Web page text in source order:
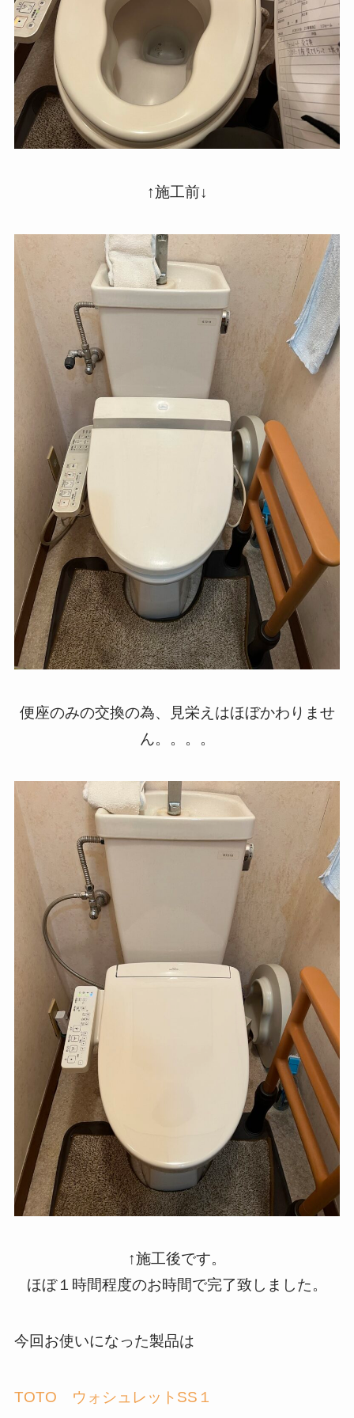
↑施工前↓
便座のみの交換の為、見栄えはほぼかわりませ
ん。。。。
↑施工後です。
ほぼ１時間程度のお時間で完了致しました。
今回お使いになった製品は
TOTO ウォシュレットSS１